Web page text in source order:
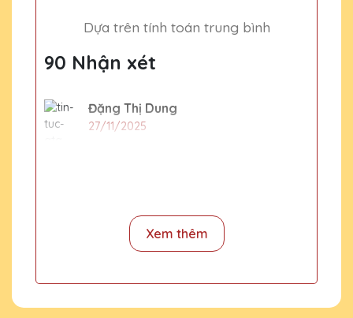
Dựa trên tính toán trung bình
90 Nhận xét
Đặng Thị Dung
27/11/2025
CSKH Pha Lê Hà Nội
Dịp cuối năm rất nhiều đơn hàng và
Xem thêm